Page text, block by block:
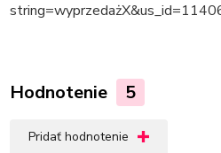
Hodnotenie 5
Pridať hodnotenie